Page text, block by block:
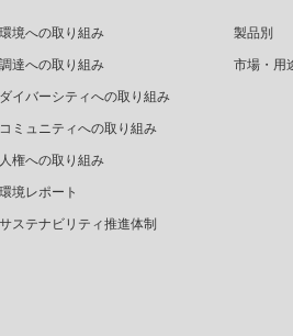
環境への取り組み
調達への取り組み
ダイバーシティへの取り組み
コミュニティへの取り組み
人権への取り組み
環境レポート
サステナビリティ推進体制
製品別
市場・用